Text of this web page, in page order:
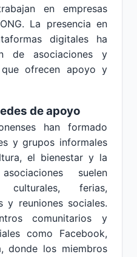
en empresas
La presencia en
digitales ha
de asociaciones y
ofrecen apoyo y
de apoyo
han formado
y grupos informales
el bienestar y la
suelen
culturales, ferias,
y reuniones sociales.
comunitarios y
como Facebook,
donde los miembros